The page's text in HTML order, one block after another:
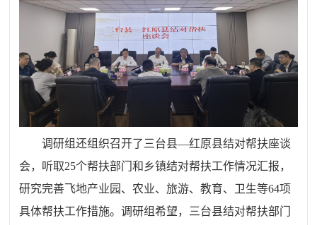
调研组还组织召开了 三台县—红原县结对帮扶座谈
会，听取25个帮扶部门和乡镇结对帮扶工作情况汇报，
研究完善飞地产业园、农业、旅游、教育、卫生等64项
具体帮扶工作措施。调研组希望，
三台县结对帮扶部门